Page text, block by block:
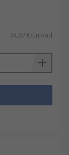
34,67 €/unidad